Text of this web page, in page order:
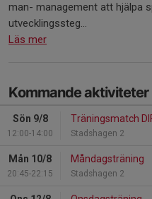
man- management att hjälpa
utvecklingssteg...
Läs mer
Kommande aktiviteter
Sön 9/8
12:00-14:00
Träningsmatch
Stadshagen 2
Mån 10/8
20:45-22:15
Måndagsträning
Stadshagen 2